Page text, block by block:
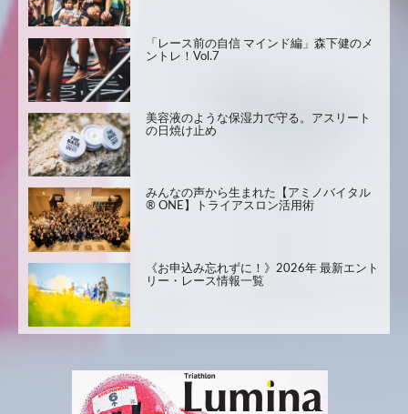
「レース前の自信 マインド編」森下健のメ
ントレ！Vol.7
美容液のような保湿力で守る。アスリート
の日焼け止め
みんなの声から生まれた【アミノバイタル
® ONE】トライアスロン活用術
《お申込み忘れずに！》2026年 最新エント
リー・レース情報一覧